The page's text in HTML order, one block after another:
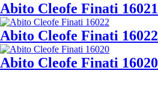
Abito Cleofe Finati 16021
Abito Cleofe Finati 16022
Abito Cleofe Finati 16020